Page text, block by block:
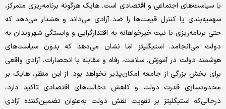
با سیاست‌های اجتماعی و اقتصادی است. ‌هایک هرگونه برنامه‌ریزی متمرکز،
سهمیه‌بندی یا کنترل قیمت‌ها را ضد آزادی می‌داند و هشدار می‌دهد که
حتی برنامه‌ریزی با نیت خیرخواهانه به اقتدارگرایی و وابستگی شهروندان به
دولت می‌انجامد. استیگلیتز اما نشان می‌دهد که بدون سیاست‌های
هوشمند دولت در آموزش، سلامت، رفاه و مقابله با انحصارات، آزادی واقعی
برای بخش بزرگی از جامعه امکان‌پذیر نخواهد بود. از این منظر،‌ هایک بر
محدودسازی قدرت دولت و کاهش دخالت‌های اقتصادی تاکید دارد،
درحالی‌که استیگلیتز بر تقویت نقش دولت به‌عنوان تضمین‌کننده آزادی